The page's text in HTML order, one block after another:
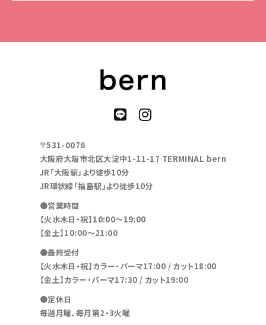
〒531-0076
大阪府大阪市北区大淀中1-11-17 TERMINAL bern
JR「大阪駅」より徒歩10分
JR環状線「福島駅」より徒歩10分
●営業時間
【火水木日・祝】10:00～19:00
【金土】10:00〜21:00
●最終受付
【火水木日・祝】カラー・パーマ17:00 / カット18:00
【金土】カラー・パーマ17:30 / カット19:00
●定休日
毎週月曜、毎月第2・3火曜